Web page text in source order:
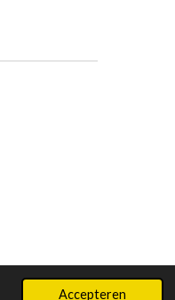
Accepteren